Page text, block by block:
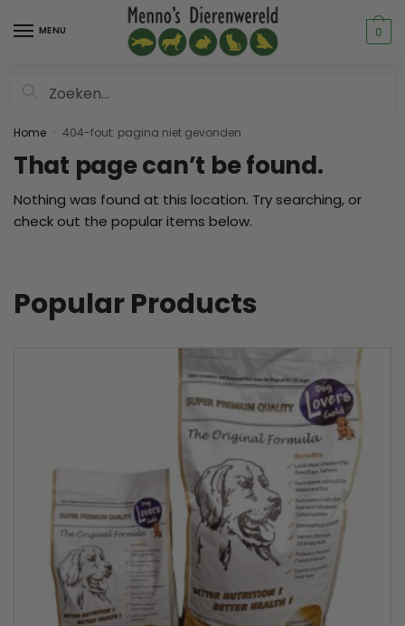
MENU 0
Home 404-fout: pagina niet gevonden
That page can’t be found.
Nothing was found at this location. Try searching, or
check out the popular items below.
Popular Products